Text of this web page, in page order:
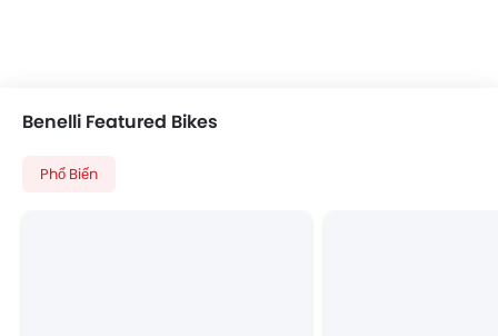
Benelli Featured Bikes
Phổ Biến